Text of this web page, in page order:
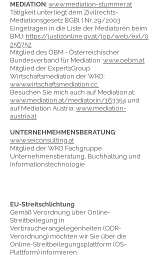
MEDIATION: www.mediation-stummer.at
Tätigkeit unterliegt dem Zivilrechts-
Mediationsgesetz BGBl I Nr. 29/2003
Eingetragen in die Liste der Mediatoren beim
BMJ: https://justizonline.gv.at/jop/web/exl/0
256752
Mitglied des ÖBM - Österreichischer
Bundesverband für Mediation: www.oebm.at
Mitglied der ExpertsGroup
Wirtschaftsmediation der WKO:
www.wirtschaftsmediation.cc
Besuchen Sie mich auch auf Mediation.at:
www.mediation.at/mediatorin/163354 und
auf Mediation Austria: www.mediation-
austria.at
UNTERNEHMEHMENSBERATUNG:
www.seiconsulting.at
Mitglied der WKO Fachgruppe
Unternehmensberatung, Buchhaltung und
Informationstechnologie
EU-Streitschlichtung
Gemäß Verordnung über Online-
Streitbeilegung in
Verbraucherangelegenheiten (ODR-
Verordnung) möchten wir Sie über die
Online-Streitbeilegungsplattform (OS-
Plattform) informieren.